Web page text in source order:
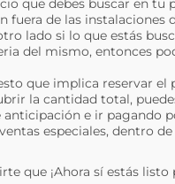
que debes buscar en tu
fuera de las
lado si lo que estás
del mismo, entonces
que implica reservar el
la cantidad total,
e ir pagando
especiales, dentro
que ¡Ahora sí estás